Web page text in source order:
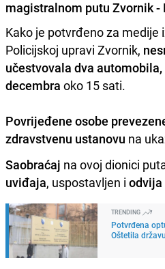
magistralnom putu Zvornik
Kako je potvrđeno za medije
Policijskoj upravi Zvornik,
učestvovala dva
decembra oko 15 sati.
Povrijeđene osobe
zdravstvenu ustanovu na
Saobraćaj na ovoj dionici
uviđaja, uspostavljen i odvija
TRENDING
Potvrđena
Oštetila